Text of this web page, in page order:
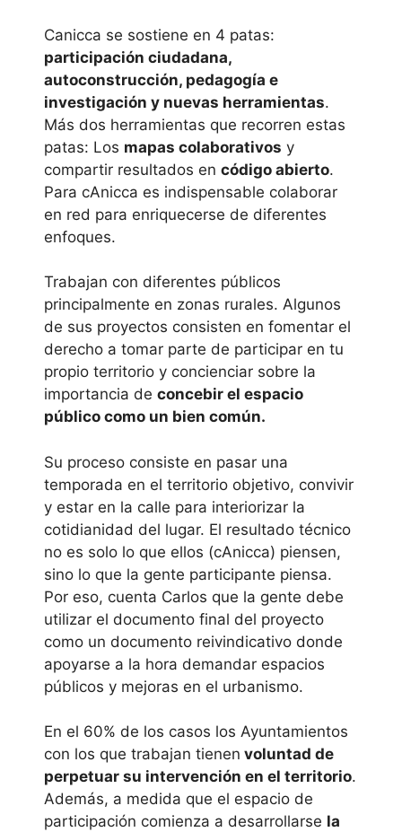
Canicca se sostiene en 4 patas:
participación ciudadana,
autoconstrucción, pedagogía e
investigación y nuevas herramientas.
Más dos herramientas que recorren estas
patas: Los mapas colaborativos y
compartir resultados encódigo abierto.
Para cAnicca es indispensable colaborar
en red para enriquecerse de diferentes
enfoques.
Trabajan con diferentes públicos
principalmente en zonas rurales. Algunos
de sus proyectos consisten en fomentar el
derecho a tomar parte de participar en tu
propio territorio y concienciar sobre la
importancia deconcebir el espacio
público como un bien común.
Su proceso consiste en pasar una
temporada en el territorio objetivo, convivir
y estar en la calle para interiorizar la
cotidianidad del lugar. El resultado técnico
no es solo lo que ellos (cAnicca) piensen,
sino lo que la gente participante piensa.
Por eso, cuenta Carlos que la gente debe
utilizar el documento final del proyecto
como un documento reivindicativo donde
apoyarse a la hora demandar espacios
públicos y mejoras en el urbanismo.
En el 60% de los casos los Ayuntamientos
con los que trabajan tienen voluntad de
perpetuar su intervención en el territorio.
Además, a medida que el espacio de
participación comienza a desarrollarse la